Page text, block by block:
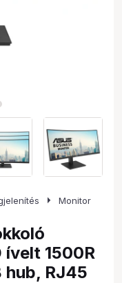
arrow_right Monitor
1500R
hub, RJ45